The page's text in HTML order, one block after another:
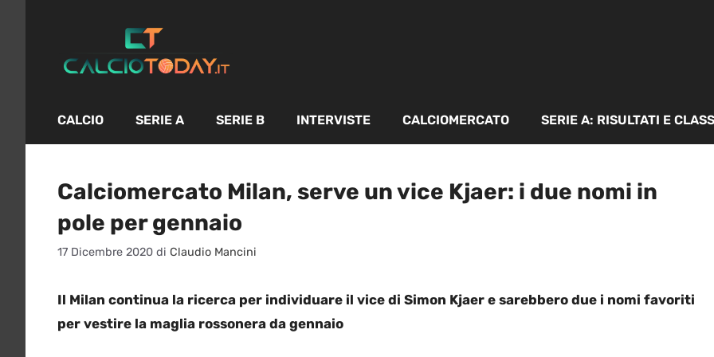
contenuto
CALCIO SERIE A SERIE B INTERVISTE CALCIOMERCATO SERIE A: RISULTATI E
Calciomercato Milan, serve un vice Kjaer: i due nomi in
pole per gennaio
17 Dicembre 2020 di Claudio Mancini
Il Milan continua la ricerca per individuare il vice di Simon Kjaer e sarebbero due i nomi favoriti
per vestire la maglia rossonera da gennaio